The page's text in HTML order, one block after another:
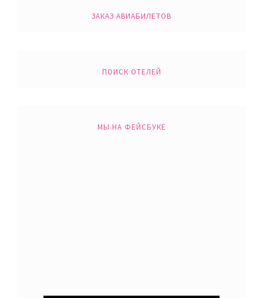
ЗАКАЗ АВИАБИЛЕТОВ
ПОИСК ОТЕЛЕЙ
МЫ НА ФЕЙСБУКЕ